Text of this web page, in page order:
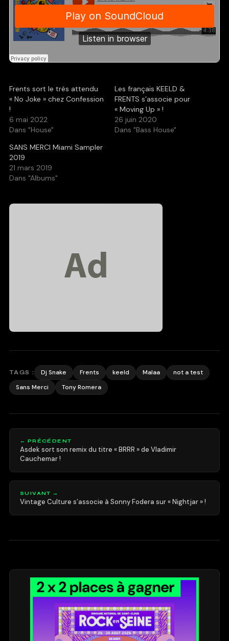
Frents sort le très attendu
« No Joke » chez Confession
!
6 mai 2022
Dans "House"
Les français KEELD &
FRENTS s’associe pour
« Moving Up » !
26 juin 2020
Dans "Bass House"
SANS MERCI Miami Sampler
2019
21 mars 2019
Dans "Albums"
TAGS : Dj Snake Frents keeld Malaa
not a test
Sans Merci
Tony Romera
← PRÉCÉDENT
Asdek sort son remix du titre « BRRR » de Vladimir
Cauchemar !
SUIVANT →
Vintage Culture s’associe à Sonny Fodera sur « Nightjar » !